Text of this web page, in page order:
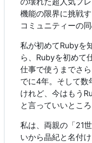
機能の限界に挑戦
コミュニティーの
私が初めてRubyを
ら、Rubyを初めて
仕事で使うまでさ
でに4年。そして数
けれど、今はもう
と言っていいところ
私は、両親の「21
いから晶紀と名付